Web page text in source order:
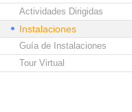
Actividades Dirigidas
Instalaciones
Guía de Instalaciones
Tour Virtual